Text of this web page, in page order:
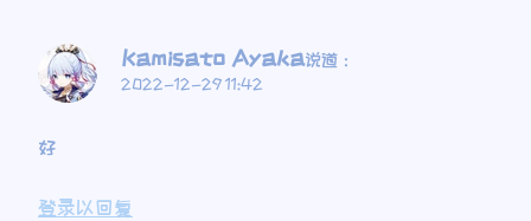
Kamisato Ayaka说道：
2022-12-29 11:42
好
登录以回复